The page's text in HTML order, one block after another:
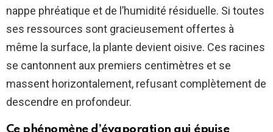
nappe phréatique et de l’humidité résiduelle. Si toutes
ses ressources sont gracieusement offertes à
même la surface, la plante devient oisive. Ces racines
se cantonnent aux premiers centimètres et se
massent horizontalement, refusant complètement de
descendre en profondeur.
Ce phénomène d’évaporation qui épuise